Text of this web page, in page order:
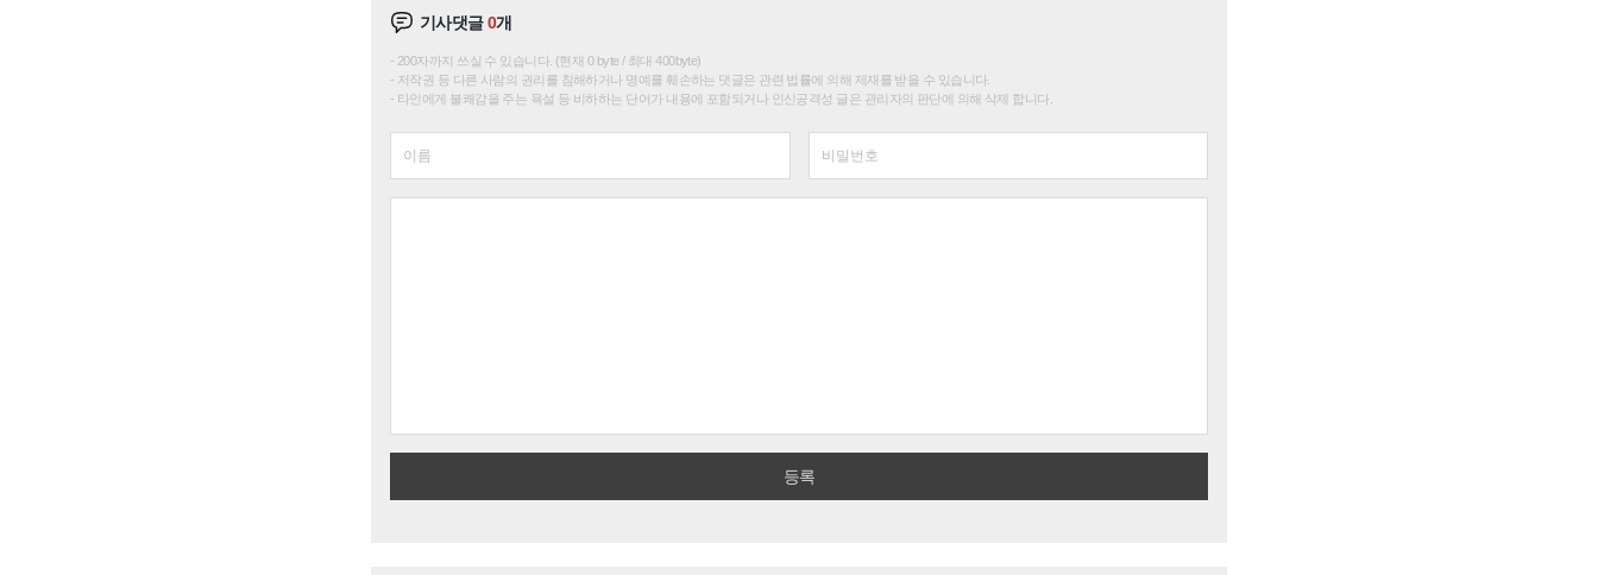
기사댓글0개
200자까지 쓰실 수 있습니다. (현재 0 byte / 최대 400byte)
저작권 등 다른 사람의 권리를 침해하거나 명예를 훼손하는 댓글은 관련 법률에 의해 제재를 받을 수 있습니다.
타인에게 불쾌감을 주는 욕설 등 비하하는 단어가 내용에 포함되거나 인신공격성 글은 관리자의 판단에 의해 삭제 합니다.